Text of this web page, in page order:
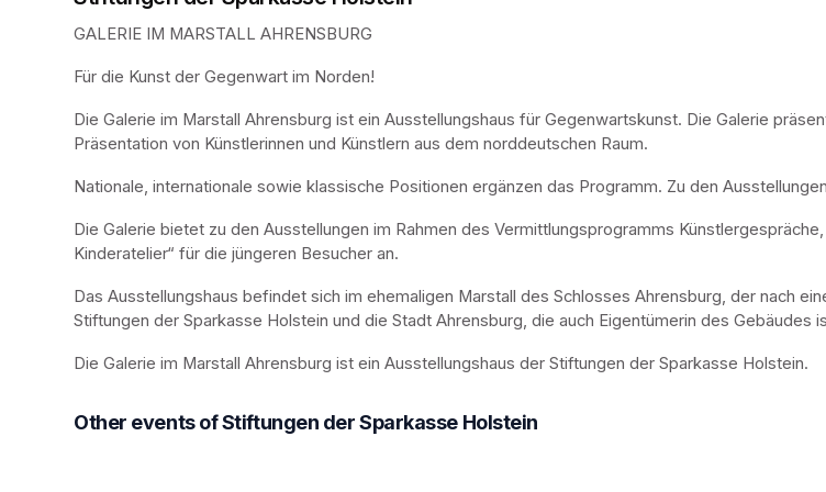
GALERIE IM MARSTALL AHRENSBURG
Für die Kunst der Gegenwart im Norden!
Die Galerie im Marstall Ahrensburg ist ein Ausstellungshaus für Gegenwartskunst. Die Galerie
Präsentation von Künstlerinnen und Künstlern aus dem norddeutschen Raum.
Nationale, internationale sowie klassische Positionen ergänzen das Programm. Zu den
Die Galerie bietet zu den Ausstellungen im Rahmen des Vermittlungsprogramms
Kinderatelier“ für die jüngeren Besucher an.
Das Ausstellungshaus befindet sich im ehemaligen Marstall des Schlosses Ahrensburg, der nach
Stiftungen der Sparkasse Holstein und die Stadt Ahrensburg, die auch Eigentümerin des Gebäudes
Die Galerie im Marstall Ahrensburg ist ein Ausstellungshaus der Stiftungen der Sparkasse Holstein.
Other events of Stiftungen der Sparkasse Holstein